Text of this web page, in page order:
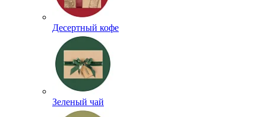
Десертный кофе
Зеленый чай